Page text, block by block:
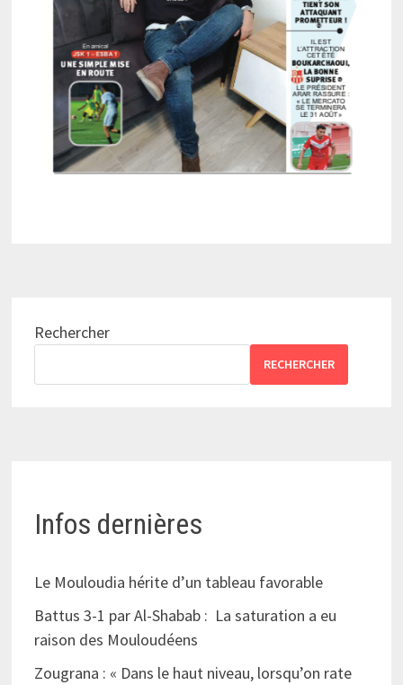
Rechercher
RECHERCHER
Infos dernières
Le Mouloudia hérite d’un tableau favorable
Battus 3-1 par Al-Shabab : La saturation a eu
raison des Mouloudéens
Zougrana : « Dans le haut niveau, lorsqu’on rate